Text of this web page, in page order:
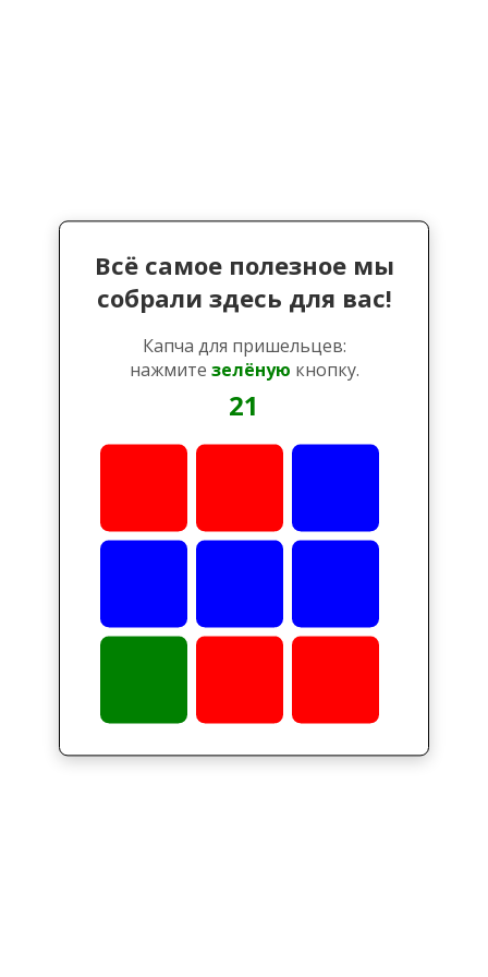
Всё самое полезное мы
собрали здесь для вас!
Капча для пришельцев:
нажмите зелёную кнопку.
21